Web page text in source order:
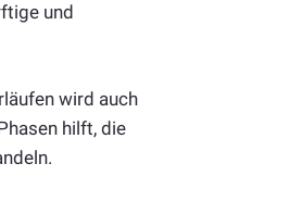
und
wird auch
hilft, die